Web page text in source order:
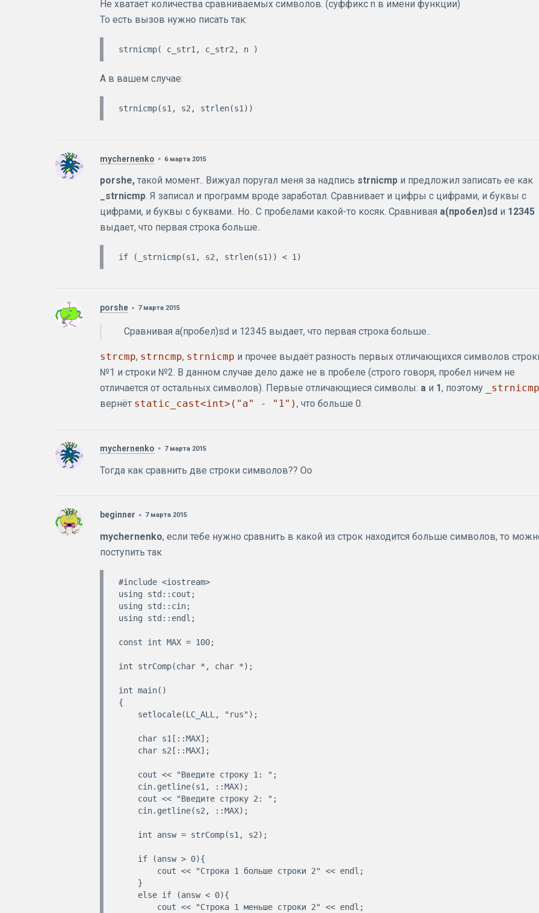
Не хватает количества сравниваемых символов. (суффикс n в имени функции)
То есть вызов нужно писать так:
А в вашем случае:
mychernenko 6 марта 2015
porshe, такой момент.. Вижуал поругал меня за надпись strnicmp и предложил записать ее как
_strnicmp. Я записал и программ вроде заработал. Сравнивает и цифры с цифрами, и буквы с
цифрами, и буквы с буквами.. Но.. С пробелами какой-то косяк. Сравнивая a(пробел)sd и 12345
выдает, что первая строка больше..
porshe 7 марта 2015
Сравнивая a(пробел)sd и 12345 выдает, что первая строка больше..
strcmp, strncmp, strnicmp и прочее выдаёт разность первых отличающихся символов
№1 и строки №2. В данном случае дело даже не в пробеле (строго говоря, пробел ничем не
отличается от остальных символов). Первые отличающиеся символы: a и 1, поэтому
_strnicmp
вернёт static_cast<int>("a" - "1"), что больше 0.
mychernenko 7 марта 2015
Тогда как сравнить две строки символов?? Оо
beginner 7 марта 2015
mychernenko, если тебе нужно сравнить в какой из строк находится больше символов, то
поступить так
#include <iostream>
using std::cout;
using std::cin;
using std::endl;
const int MAX = 100;
int strComp(char *, char *);
int main()
{